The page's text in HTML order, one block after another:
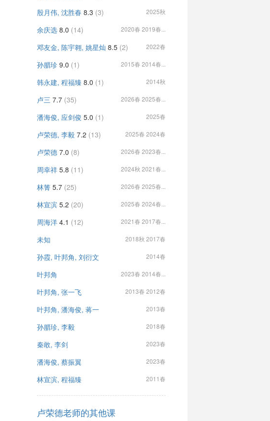
殷月伟, 沈胜春 8.3 (3) 2025秋
余庆选 8.0 (14) 2020春 2019春...
邓友金, 陈宇翱, 姚星灿 8.5 (2) 2022春
孙腊珍 9.0 (1) 2015春 2014春...
韩永建, 程福臻 8.0 (1) 2014秋
卢三 7.7 (35) 2026春 2025春...
潘海俊, 应剑俊 5.0 (1) 2025春
卢荣德, 李毅 7.2 (13) 2025春 2024春
卢荣德 7.0 (8) 2026春 2023春...
周幸祥 5.8 (11) 2024秋 2021春...
林箐 5.7 (25) 2026春 2025春...
林宣滨 5.2 (20) 2025春 2024春...
周海洋 4.1 (12) 2021春 2017春...
未知 2018秋 2017春
孙霞, 叶邦角, 刘衍文 2014春
叶邦角 2023春 2014春...
叶邦角, 张一飞 2013春 2012春
叶邦角, 潘海俊, 蒋一 2013春
孙腊珍, 李毅 2018春
秦敢, 李剑 2023春
潘海俊, 蔡振翼 2023春
林宣滨, 程福臻 2011春
卢荣德老师的其他课